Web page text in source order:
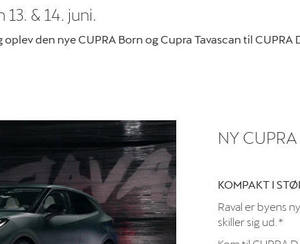
13. & 14. juni.
oplev den nye CUPRA Born og Cupra Tavascan til
NY CUPRA
KOMPAKT I
Raval er byens
skiller sig ud.*